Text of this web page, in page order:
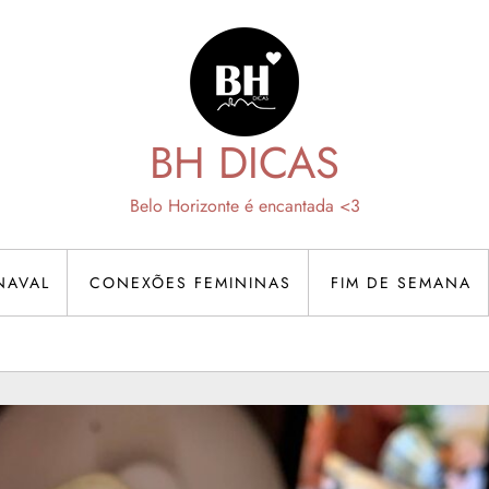
BH DICAS
Belo Horizonte é encantada <3
CONEXÕES FEMININAS FIM DE SEMANA